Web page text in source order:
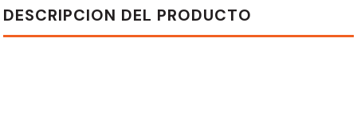
DESCRIPCION DEL PRODUCTO